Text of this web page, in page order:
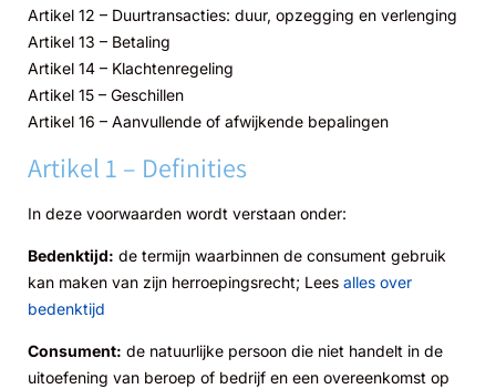
Artikel 12 – Duurtransacties: duur, opzegging en verlenging
Artikel 13 – Betaling
Artikel 14 – Klachtenregeling
Artikel 15 – Geschillen
Artikel 16 – Aanvullende of afwijkende bepalingen
Artikel 1 – Definities
In deze voorwaarden wordt verstaan onder:
Bedenktijd: de termijn waarbinnen de consument gebruik
kan maken van zijn herroepingsrecht; Lees alles over
bedenktijd
Consument: de natuurlijke persoon die niet handelt in de
uitoefening van beroep of bedrijf en een overeenkomst op